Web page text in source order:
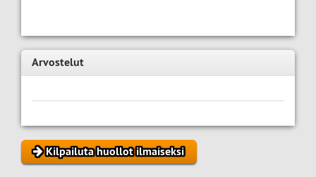
Arvostelut
Kilpailuta huollot ilmaiseksi